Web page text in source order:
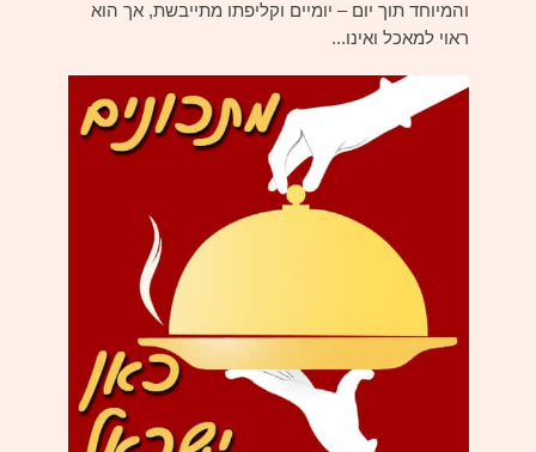
והמיוחד תוך יום – יומיים וקליפתו מתייבשת, אך הוא
ראוי למאכל ואינו...